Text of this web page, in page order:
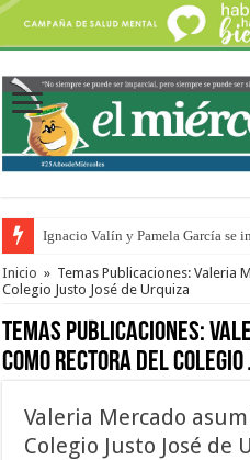
Ignacio Valín y Pamela García se
Traigo el litoral en mi canción:
Inicio » Temas Publicaciones: Valeria
Colegio Justo José de Urquiza
Temas Publicaciones:
como rectora del Colegio
Valeria Mercado
Colegio Justo José de